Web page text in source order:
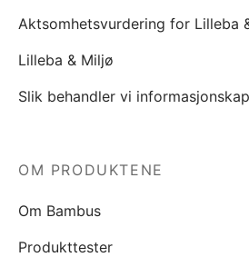
Aktsomhetsvurdering for Lilleba
Lilleba & Miljø
Slik behandler vi
OM PRODUKTENE
Om Bambus
Produkttester